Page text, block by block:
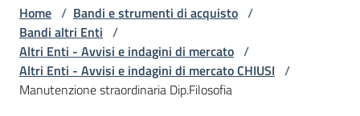
telematici
L'Agenzia
Home / Bandi e strumenti di acquisto /
Bandi altri Enti /
Altri Enti - Avvisi e indagini di mercato /
Altri Enti - Avvisi e indagini di mercato CHIUSI /
Manutenzione straordinaria Dip.Filosofia